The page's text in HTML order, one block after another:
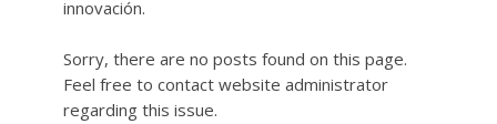
innovación.
Sorry, there are no posts found on this page.
Feel free to contact website administrator
regarding this issue.